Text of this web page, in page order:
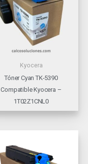
Kyocera
Tóner Cyan TK-5390
Compatible Kyocera –
1T02Z1CNL0